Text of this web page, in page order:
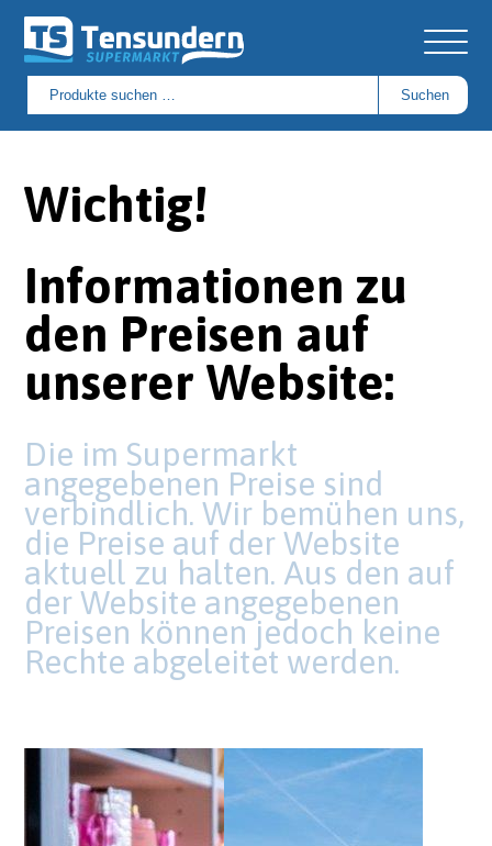
Suchen
nach:
Suchen
Wichtig!
Informationen zu
den Preisen auf
unserer Website:
Die im Supermarkt
angegebenen Preise sind
verbindlich. Wir bemühen uns,
die Preise auf der Website
aktuell zu halten. Aus den auf
der Website angegebenen
Preisen können jedoch keine
Rechte abgeleitet werden.